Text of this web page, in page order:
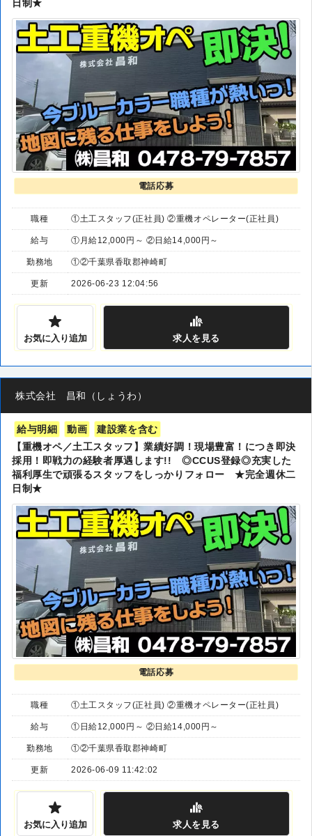
日制★
電話応募
職種 ①土工スタッフ(正社員) ②重機オペレーター(正社員)
給与 ①月給12,000円～ ②日給14,000円～
勤務地 ①②千葉県香取郡神崎町
更新 2026-06-23 12:04:56
お気に入り追加 求人を見る
株式会社 昌和（しょうわ）
給与明細 動画
建設業を含む
【重機オペ／土工スタッフ】業績好調！現場豊富！につき即決
採用！即戦力の経験者厚遇します!! ◎CCUS登録◎充実した
福利厚生で頑張るスタッフをしっかりフォロー ★完全週休二
日制★
電話応募
職種 ①土工スタッフ(正社員) ②重機オペレーター(正社員)
給与 ①日給12,000円～ ②日給14,000円～
勤務地 ①②千葉県香取郡神崎町
更新 2026-06-09 11:42:02
お気に入り追加 求人 を見る